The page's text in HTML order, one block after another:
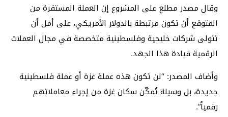
وقال مصدر مطلع على المشروع إن العملة المستقرة من
المتوقع أن تكون مرتبطة بالدولار الأمريكي، على أمل أن
تتولى شركات خليجية وفلسطينية متخصصة في مجال العملات
الرقمية قيادة هذا الجهد.
وأضاف المصدر: “لن تكون هذه عملة غزة أو عملة فلسطينية
جديدة، بل وسيلة تُمكّن سكان غزة من إجراء معاملاتهم
رقمياً”.